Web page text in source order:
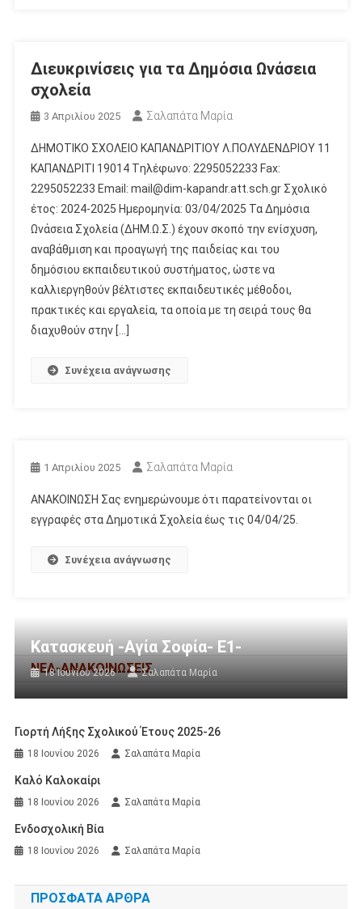
Διευκρινίσεις για τα Δημόσια Ωνάσεια
σχολεία
3 Απριλίου 2025 Σαλαπάτα Μαρία
ΔΗΜΟΤΙΚΟ ΣΧΟΛΕΙΟ ΚΑΠΑΝΔΡΙΤΙΟΥ Λ.ΠΟΛΥΔΕΝΔΡΙΟΥ 11
ΚΑΠΑΝΔΡΙΤΙ 19014 Tηλέφωνο: 2295052233 Fax:
2295052233 Email: mail@dim-kapandr.att.sch.gr Σχολικό
έτος: 2024-2025 Ημερομηνία: 03/04/2025 Τα Δημόσια
Ωνάσεια Σχολεία (ΔΗΜ.Ω.Σ.) έχουν σκοπό την ενίσχυση,
αναβάθμιση και προαγωγή της παιδείας και του
δημόσιου εκπαιδευτικού συστήματος, ώστε να
καλλιεργηθούν βέλτιστες εκπαιδευτικές μέθοδοι,
πρακτικές και εργαλεία, τα οποία με τη σειρά τους θα
διαχυθούν στην […]
Συνέχεια ανάγνωσης
1 Απριλίου 2025 Σαλαπάτα Μαρία
ΑΝΑΚΟΙΝΩΣΗ Σας ενημερώνουμε ότι παρατείνονται οι
εγγραφές στα Δημοτικά Σχολεία έως τις 04/04/25.
Συνέχεια ανάγνωσης
ΝΕΑ-ΑΝΑΚΟΙΝΩΣΕΙΣ
Κατασκευή -Αγία Σοφία- Ε1-
18 Ιουνίου 2026 Σαλαπάτα Μαρία
Γιορτή Λήξης Σχολικού Έτους 2025-26
18 Ιουνίου 2026 Σαλαπάτα Μαρία
Καλό Καλοκαίρι
18 Ιουνίου 2026 Σαλαπάτα Μαρία
Ενδοσχολική Βία
18 Ιουνίου 2026 Σαλαπάτα Μαρία
ΠΡΌΣΦΑΤΑ ΆΡΘΡΑ